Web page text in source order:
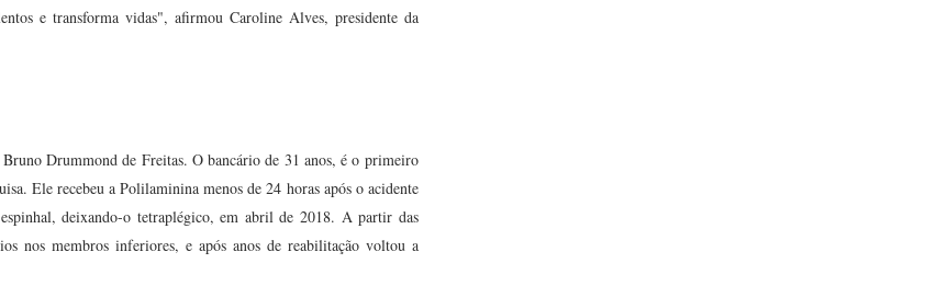
e transforma vidas", afirmou Caroline Alves, presidente da
Drummond de Freitas. O bancário de 31 anos, é o primeiro
Ele recebeu a Polilaminina menos de 24 horas após o acidente
deixando-o tetraplégico, em abril de 2018. A partir das
nos membros inferiores, e após anos de reabilitação voltou a